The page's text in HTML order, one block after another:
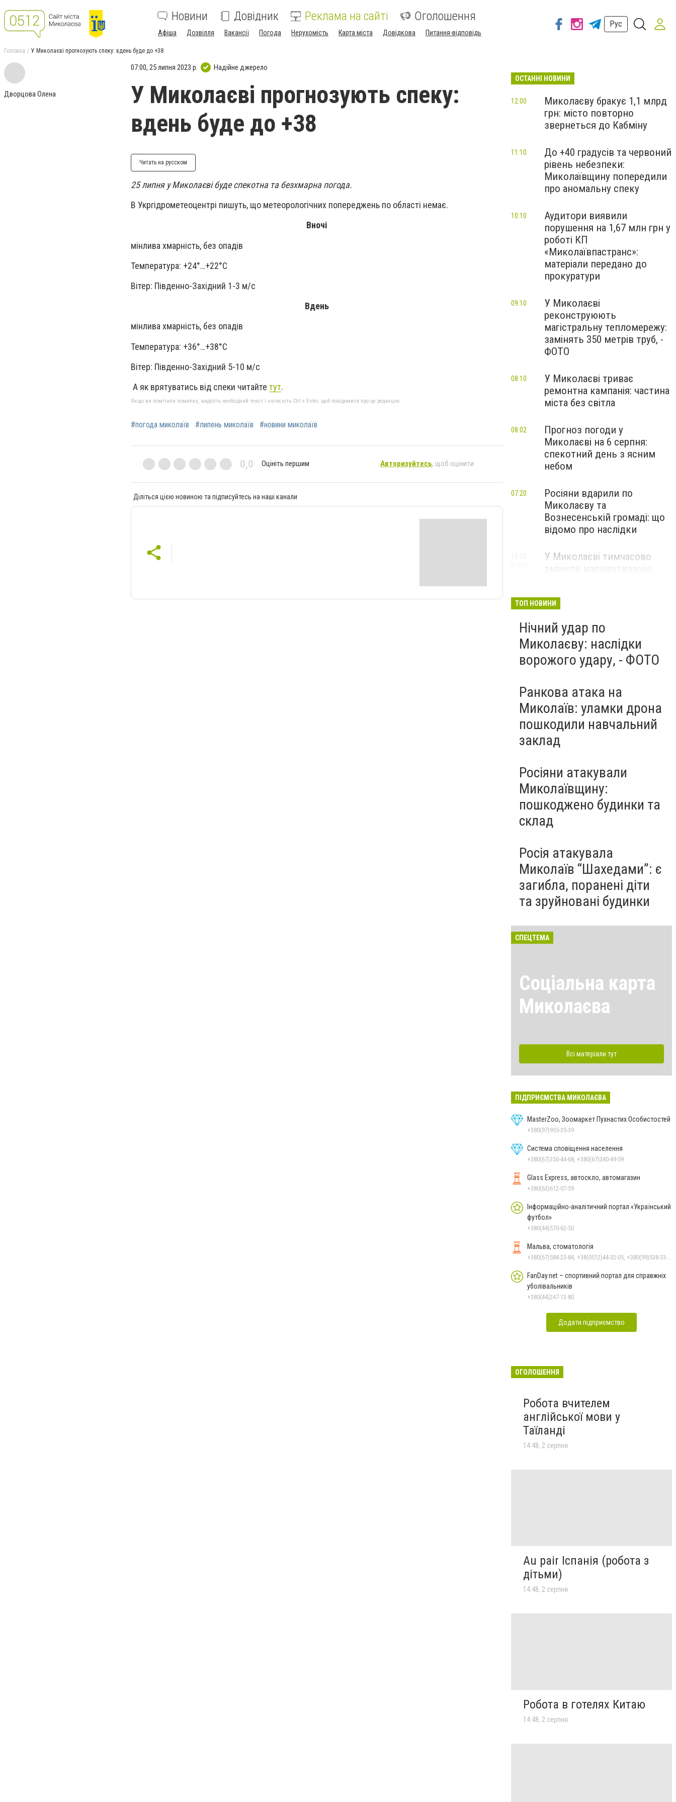
Новини Довідник Реклама на сайті Оголошення
Афіша Дозвілля Вакансії Погода Нерухомість Карта міста Довідкова Питання-відповідь
Рус
Головна У Миколаєві прогнозують спеку: вдень буде до +38
Дворцова Олена
07:00, 25 липня 2023 р. Надійне джерело
У Миколаєві прогнозують спеку:
вдень буде до +38
Читать на русском
25 липня у Миколаєві буде спекотна та безхмарна погода.
В Укргідрометеоцентрі пишуть, що метеорологічних попереджень по області немає.
Вночі
мінлива хмарність, без опадів
Температура: +24°…+22°C
Вітер: Південно-Західний 1-3 м/с
Вдень
мінлива хмарність, без опадів
Температура: +36°…+38°C
Вітер: Південно-Західний 5-10 м/с
А як врятуватись від спеки читайте тут.
Якщо ви помітили помилку, виділіть необхідний текст і натисніть Ctrl + Enter, щоб повідомити про це редакцію
#погода миколаїв #липень миколаїв #новини миколаїв
0,0 Оцініть першим Авторизуйтесь, щоб оцінити
Діліться цією новиною та підписуйтесь на наші канали
ОСТАННІ НОВИНИ
Миколаєву бракує 1,1 млрд
грн: місто повторно
звернеться до Кабміну
12:00
До +40 градусів та червоний
рівень небезпеки:
Миколаївщину попередили
про аномальну спеку
11:10
Аудитори виявили
порушення на 1,67 млн грн у
роботі КП
«Миколаївпастранс»:
матеріали передано до
прокуратури
10:10
У Миколаєві
реконструюють
магістральну тепломережу:
замінять 350 метрів труб, -
ФОТО
09:10
У Миколаєві триває
ремонтна кампанія: частина
міста без світла
08:10
Прогноз погоди у
Миколаєві на 6 серпня:
спекотний день з ясним
небом
08:02
Росіяни вдарили по
Миколаєву та
Вознесенській громаді: що
відомо про наслідки
07:20
У Миколаєві тимчасово
ТОП НОВИНИ
Нічний удар по
Миколаєву: наслідки
ворожого удару, - ФОТО
Ранкова атака на
Миколаїв: уламки дрона
пошкодили навчальний
заклад
Росіяни атакували
Миколаївщину:
пошкоджено будинки та
склад
Росія атакувала
Миколаїв “Шахедами”: є
загибла, поранені діти
та зруйновані будинки
СПЕЦТЕМА
Соціальна карта
Миколаєва
Всі матеріали тут
ПІДПРИЄМСТВА МИКОЛАЄВА
MasterZoo, Зоомаркет Пухнастих Особистостей
+380(97)955-35-39
Система сповіщення населення
+380(67)350-44-68, +380(67)340-49-59
Glass Express, автоскло, автомагазин
+380(63)612-07-59
Інформаційно-аналітичний портал «Український
футбол»
+380(44)570-62-50
Мальва, стоматологія
FanDay.net – спортивний портал для справжніх
уболівальників
+380(44)247-13-80
Додати підприємство
ОГОЛОШЕННЯ
Робота вчителем
англійської мови у
Таїланді
14:48, 2 серпня
Au pair Іспанія (робота з
дітьми)
14:48, 2 серпня
Робота в готелях Китаю
14:48, 2 серпня